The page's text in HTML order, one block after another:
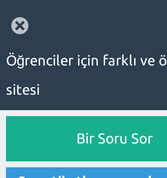
Öğrenciler için farklı ve
sitesi
Bir Soru Sor